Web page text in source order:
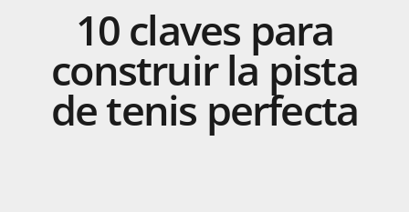
10claves para
construir la pista
detenis perfecta